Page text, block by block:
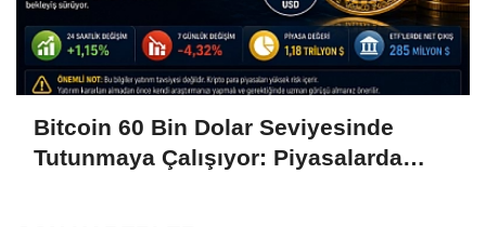
Bitcoin 60 Bin Dolar Seviyesinde
Tutunmaya Çalışıyor: Piyasalarda